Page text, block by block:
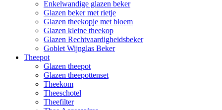
Enkelwandige glazen beker
Glazen beker met rietje
Glazen theekopje met bloem
Glazen kleine theekop
Glazen Rechtvaardigheidsbeker
Goblet Wijnglas Beker
Theepot
Glazen theepot
Glazen theepottenset
Theekom
Theeschotel
Theefilter